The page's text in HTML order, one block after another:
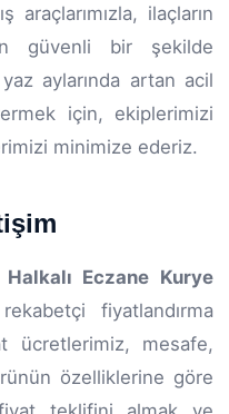
araçlarımızla, ilaçların
güvenli bir şekilde
yaz aylarında artan acil
için, ekiplerimizi
minimize ederiz.
Halkalı Eczane Kurye
fiyatlandırma
ücretlerimiz, mesafe,
özelliklerine göre